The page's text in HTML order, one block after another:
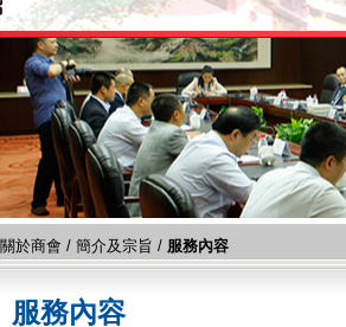
關於商會 / 簡介及宗旨 / 服務內容
服務內容